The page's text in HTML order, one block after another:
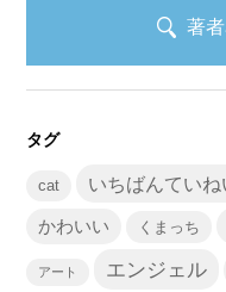
著
タグ
cat いちばんてい
かわいい くまっち
アート エンジェル